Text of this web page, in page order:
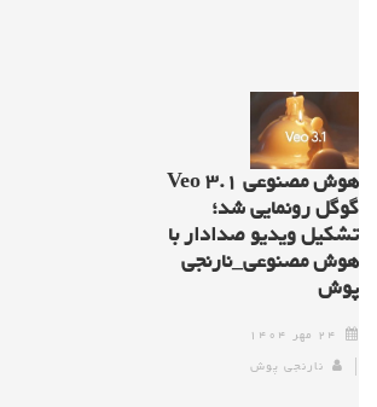
هوش مصنوعی Veo ۳.۱
گوگل رونمایی شد؛
تشکیل ویدیو صدادار با
هوش مصنوعی_نارنجی
پوش
۲۴ مهر ۱۴۰۴
نارنجی پوش